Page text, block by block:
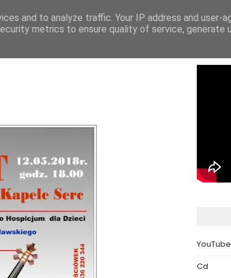
START NASZE CD
YouTube
Cd
and to analyze traffic. Your IP address and user-
metrics to ensure quality of service, generate